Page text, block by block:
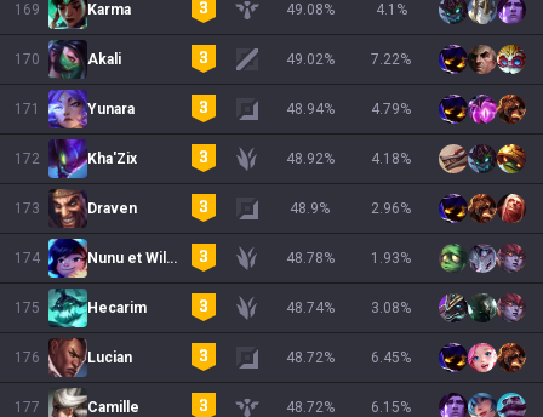
169 Karma 49.08% 4.1 %
170 Akali 49.02% 7.22%
171 Yunara 48.94% 4.79%
172 Kha'Zix 48.92% 4.18%
173 Draven 48.9% 2.96%
174 Nunu et Willump 48.78% 1.93%
175 Hecarim 48.74% 3.08%
176 Lucian 48.72% 6.45%
177 Camille 48.72% 6.15%